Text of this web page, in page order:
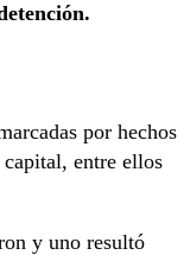
por hechos
entre ellos
y uno resultó